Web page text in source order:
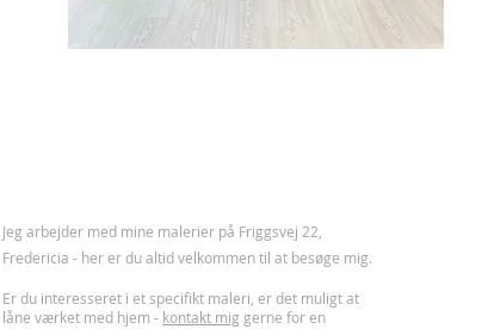
Jeg arbejder med mine malerier på Friggsvej 22,
Fredericia - her er du altid velkommen til at besøge mig.
Er du interesseret i et specifikt maleri, er det muligt at
låne værket med hjem - kontakt mig gerne for en